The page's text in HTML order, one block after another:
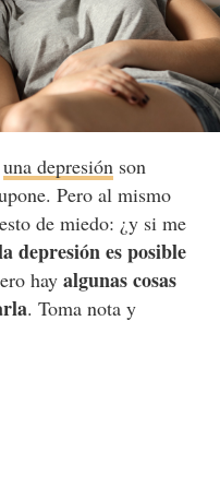
una depresiónson
Pero al mismo
de miedo: ¿y si me
depresión es posible
hay algunas cosas
. Toma nota y